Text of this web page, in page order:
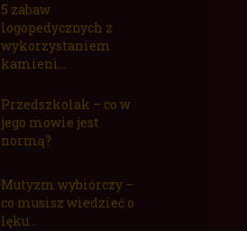
5 zabaw
logopedycznych z
wykorzystaniem
kamieni...
Przedszkolak – co w
jego mowie jest
normą?
Mutyzm wybiórczy –
co musisz wiedzieć o
lęku...